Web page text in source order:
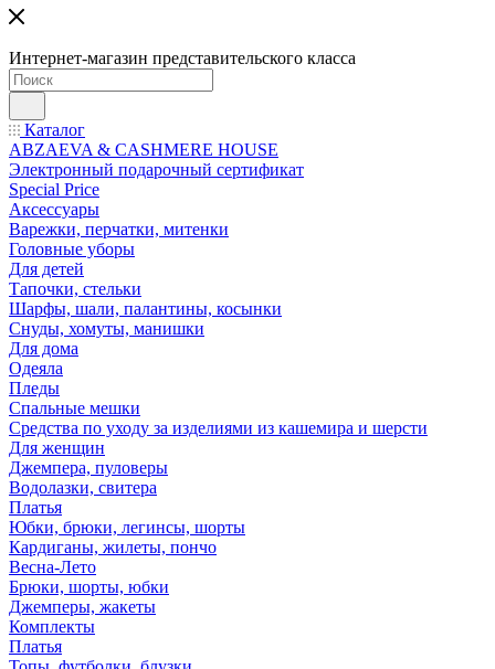
Интернет-магазин представительского класса
Каталог
ABZAEVA & CASHMERE HOUSE
Электронный подарочный сертификат
Special Price
Аксессуары
Варежки, перчатки, митенки
Головные уборы
Для детей
Тапочки, стельки
Шарфы, шали, палантины, косынки
Снуды, хомуты, манишки
Для дома
Одеяла
Пледы
Спальные мешки
Средства по уходу за изделиями из кашемира и шерсти
Для женщин
Джемпера, пуловеры
Водолазки, свитера
Платья
Юбки, брюки, легинсы, шорты
Кардиганы, жилеты, пончо
Весна-Лето
Брюки, шорты, юбки
Джемперы, жакеты
Комплекты
Платья